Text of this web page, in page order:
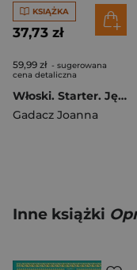
KSIĄŻKA
37,73 zł
59,99 zł - sugerowana
cena detaliczna
Włoski. Starter. Język i kultura
Gadacz Joanna
Inne książki